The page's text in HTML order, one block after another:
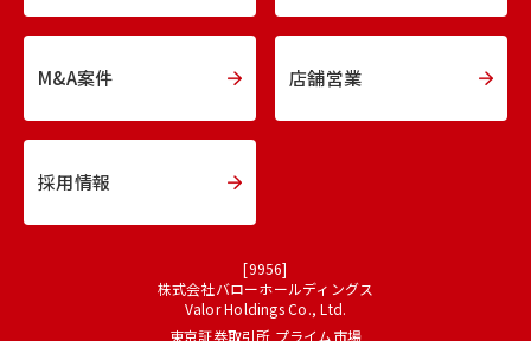
M&A案件 店舗営業
採用情報
[9956]
株式会社バローホールディングス
Valor Holdings Co., Ltd.
東京証券取引所 プライム市場